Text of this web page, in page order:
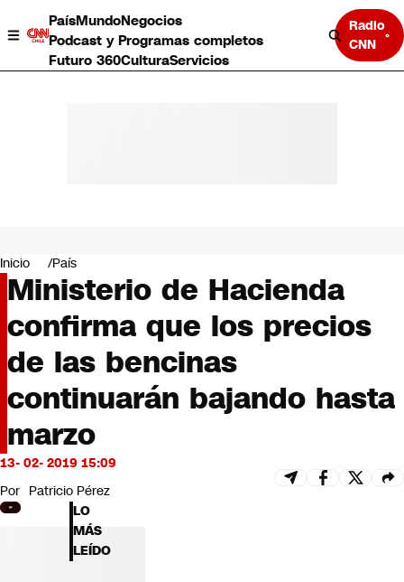
PaísMundoNegocios
Podcast y Programas completos
Futuro 360CulturaServicios
Radio
CNN
Negocios
Deportes
Programas completos
Cultura
Servicios
Bits
CNN tiempo
Opinión
Inicio País
Ministerio de Hacienda
confirma que los precios
de las bencinas
continuarán bajando hasta
marzo
13- 02- 2019 15:09
Por Patricio Pérez
LO
MÁS
LEÍDO